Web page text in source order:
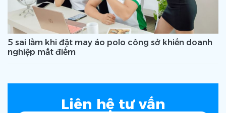
5 sai lầm khi đặt may áo polo công sở khiến doanh
nghiệp mất điểm
Liên hệ tư vấn